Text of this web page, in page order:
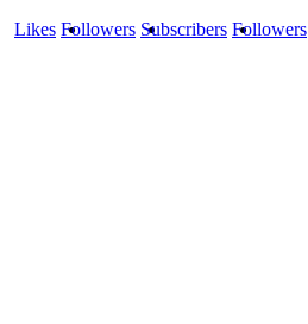
Likes Followers Subscribers Followers